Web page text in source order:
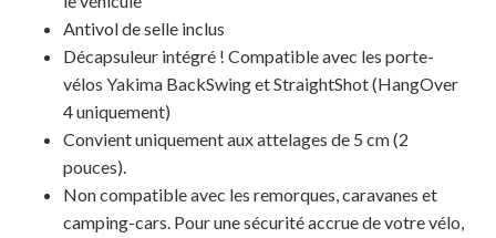
Votre panier est vide.
Antivol de selle inclus
Décapsuleur intégré ! Compatible avec les porte-
vélos Yakima BackSwing et StraightShot (HangOver
4 uniquement)
Convient uniquement aux attelages de 5 cm (2
pouces).
Non compatible avec les remorques, caravanes et
camping-cars. Pour une sécurité accrue de votre vélo,